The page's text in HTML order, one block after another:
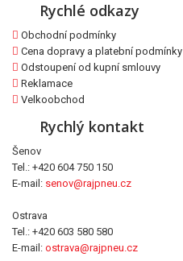
Rychlé odkazy
Obchodní podmínky
Cena dopravy a platební podmínky
Odstoupení od kupní smlouvy
Reklamace
Velkoobchod
Rychlý kontakt
Šenov
Tel.: +420 604 750 150
E-mail: senov@rajpneu.cz
Ostrava
Tel.: +420 603 580 580
E-mail: ostrava@rajpneu.cz